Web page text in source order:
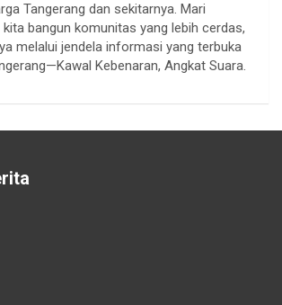
Tangerang dan sekitarnya. Mari
bangun komunitas yang lebih cerdas,
melalui jendela informasi yang terbuka
Kebenaran, Angkat Suara.